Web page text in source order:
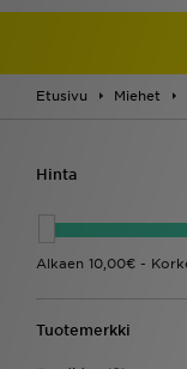
Etusivu Miehet
Hinta
Tuotemerkki